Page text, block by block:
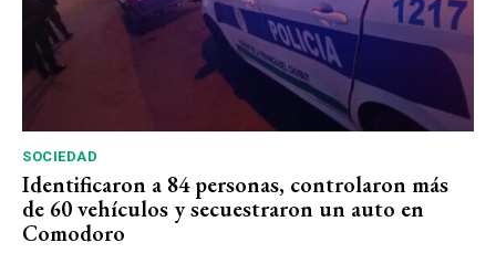
SOCIEDAD
Identificaron a 84 personas, controlaron más
de 60 vehículos y secuestraron un auto en
Comodoro